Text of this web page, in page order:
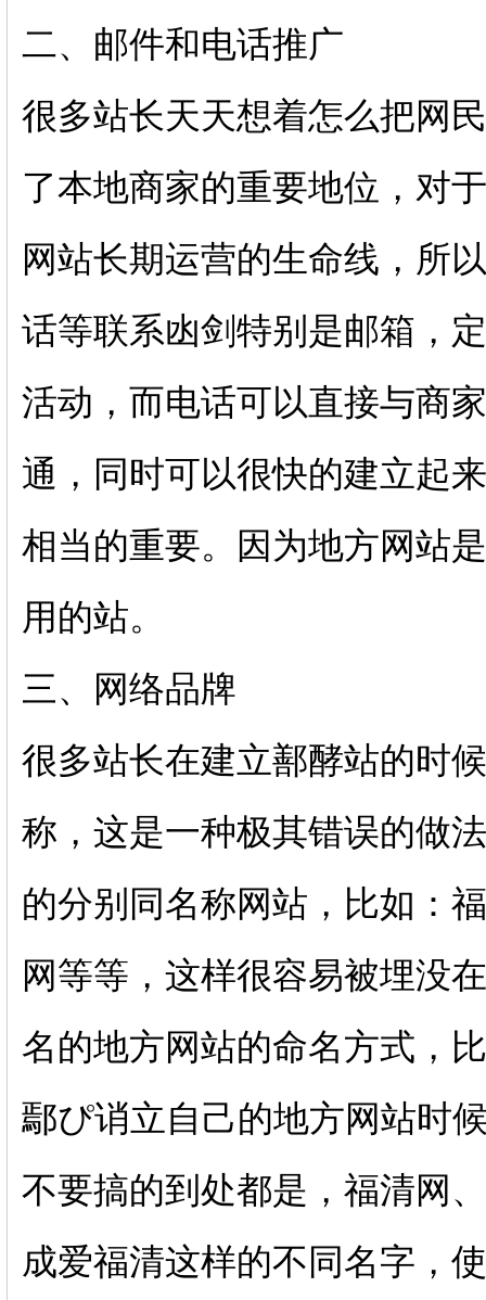
二、邮件和电话推广
很多站长天天想着怎么把网
了本地商家的重要地位，对
网站长期运营的生命线，所
话等联系凼剑特别是邮箱，
活动，而电话可以直接与商
通，同时可以很快的建立起
相当的重要。因为地方网站
用的站。
三、网络品牌
很多站长在建立鄯酵站的时
称，这是一种极其错误的做
的分别同名称网站，比如：
网等等，这样很容易被埋没
名的地方网站的命名方式，
鄢ぴ诮立自己的地方网站时
不要搞的到处都是，福清网
成爱福清这样的不同名字，